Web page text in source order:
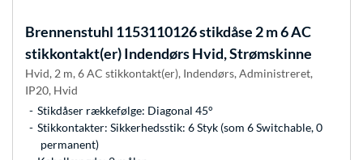
Brennenstuhl 1153110126 stikdåse 2 m 6 AC
stikkontakt(er) Indendørs Hvid, Strømskinne
Hvid, 2 m, 6 AC stikkontakt(er), Indendørs, Administreret,
IP20, Hvid
Stikdåser rækkefølge: Diagonal 45°
Stikkontakter: Sikkerhedsstik: 6 Styk (som 6 Switchable, 0
permanent)